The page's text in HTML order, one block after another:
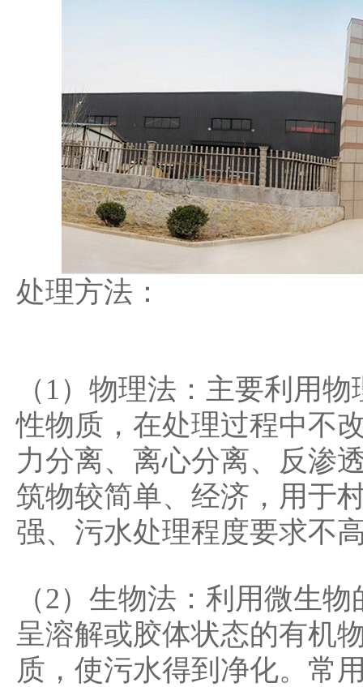
处理方法：
（1）物理法：主要利用
性物质，在处理过程中不
力分离、离心分离、反渗
筑物较简单、经济，用于
强、污水处理程度要求不
（2）生物法：利用微生
呈溶解或胶体状态的有机
质，使污水得到净化。常